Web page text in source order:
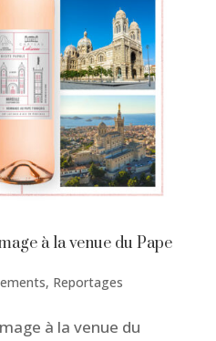
à la venue du Pape
, Reportages
à la venue du